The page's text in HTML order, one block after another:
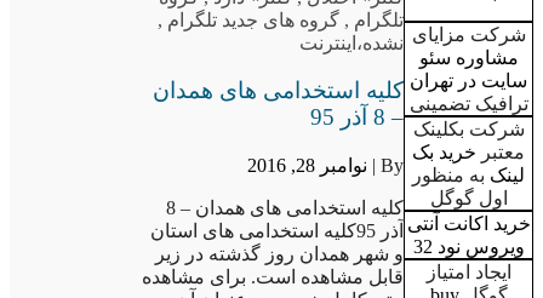
شرکت مزایای
مشاوره سئو
سایت در تهران
ترافیک تضمینی
شرکت بکلینک
معتبر خرید بک
لینک به منظور
اول گوگل
خرید اکانت آنتی
ویروس نود 32
ایجاد امتیاز
تلگرام , گروه های جدید تلگرام ,
نشده،اینترنت
کلیه استخدامی های همدان
– 8 آذر 95
By | نوامبر 28, 2016
کلیه استخدامی های همدان – 8
آذر 95کلیه استخدامی های استان
و شهر همدان روز گذشته در زیر
قابل مشاهده است. برای مشاهده